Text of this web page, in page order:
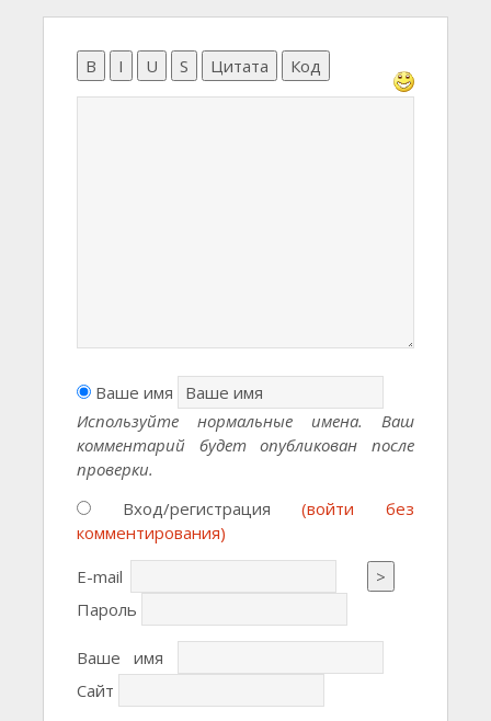
B I U S Цитата Код
Ваше имя
Используйте нормальные имена. Ваш
комментарий будет опубликован после
проверки.
Вход/регистрация(войти без
комментирования)
E-mail
>
Пароль
Ваше имя
Сайт